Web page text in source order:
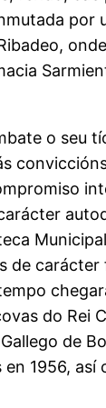
por
o seu
de
do Rei
de
1956,